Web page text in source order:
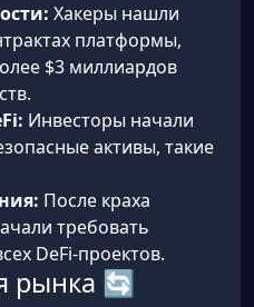
Хакеры нашли
платформы,
$3 миллиардов
Инвесторы начали
активы, такие
После краха
требовать
DeFi-проектов.
рынка 🔄